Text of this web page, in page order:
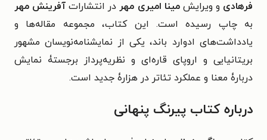
فرهادی و ویرایشمینا امیری مهر در انتشارات آفرینش مهر
به چاپ رسیده است. این کتاب، مجموعه مقاله‌ها و
یادداشت‌های ادوارد باند، یکی از نمایشنامه‌نویسان مشهور
بریتانیایی و اروپای قاره‌ای و نظریه‌پرداز برجستۀ نمایش
دربارۀ معنا و عملکرد تئاتر در هزارۀ جدید است.
درباره کتاب پیرنگ پنهانی